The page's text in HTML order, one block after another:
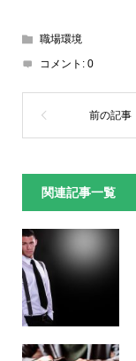
職場環境
コメント: 0
関連記事一覧